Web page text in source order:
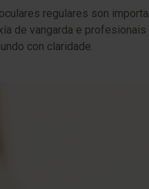
regulares son
de vangarda e
con claridade.